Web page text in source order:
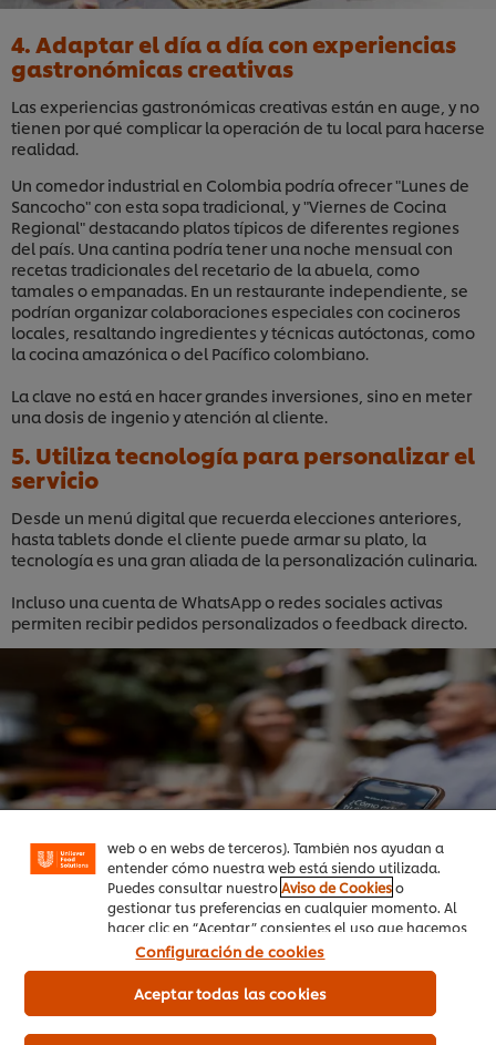
4. Adaptar el día a día con experiencias
gastronómicas creativas
Las experiencias gastronómicas creativas están en auge, y no
tienen por qué complicar la operación de tu local para hacerse
realidad.
Un comedor industrial en Colombia podría ofrecer "Lunes de
Sancocho" con esta sopa tradicional, y "Viernes de Cocina
Regional" destacando platos típicos de diferentes regiones
del país. Una cantina podría tener una noche mensual con
recetas tradicionales del recetario de la abuela, como
tamales o empanadas. En un restaurante independiente, se
podrían organizar colaboraciones especiales con cocineros
locales, resaltando ingredientes y técnicas autóctonas, como
la cocina amazónica o del Pacífico colombiano.
La clave no está en hacer grandes inversiones, sino en meter
una dosis de ingenio y atención al cliente.
5. Utiliza tecnología para personalizar el
servicio
Desde un menú digital que recuerda elecciones anteriores,
hasta tablets donde el cliente puede armar su plato, la
tecnología es una gran aliada de la personalización culinaria.
Incluso una cuenta de WhatsApp o redes sociales activas
permiten recibir pedidos personalizados o feedback directo.
6. Capacita a tu personal en atención
personalizada
Utilizamos cookies propias y de terceros (y tecnologías
similares) para mejorar tu experiencia en nuestra web.
Las cookies te permiten disfrutar de ciertas
funcionalidades (como guardar tu carrito de la
compra online), compartir contenidos en redes
sociales (en Facebook, Instagram, etc.) y personalizar
web o en webs de terceros). También nos ayudan a
entender cómo nuestra web está siendo utilizada.
Puedes consultar nuestroAviso de Cookieso
gestionar tus preferencias en cualquier momento. Al
hacer clic en “Aceptar” consientes el uso que hacemos
de las cookies.
Configuración de cookies
Aceptar todas las cookies